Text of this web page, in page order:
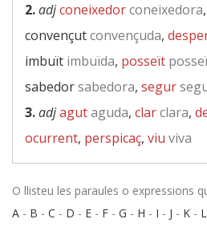
2.adjconeixedorconeixedora,
convençutconvençuda,
imbuït imbuïda, posseït
sabedorsabedora, segur
3.adjagutaguda, clarclara,
ocurrent, perspicaç, viu viva
O llisteu les paraules o expressions
A - B - C - D - E - F - G - H - I - J - K - L